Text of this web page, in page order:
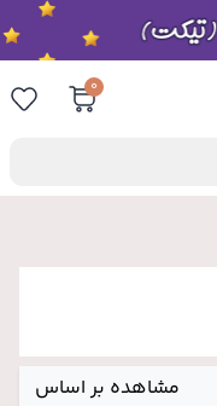
0
مشاهده بر اساس